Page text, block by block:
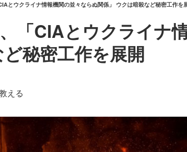
とウクライナ情報機関の並々ならぬ関係」 ウクは暗殺など秘密工作を
「CIAとウクライナ
秘密工作を展開
える